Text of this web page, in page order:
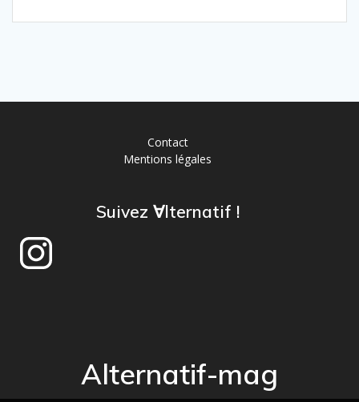
Contact
Mentions légales
Suivez ∀lternatif !
Alternatif-mag